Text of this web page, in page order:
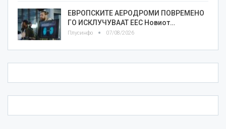
ЕВРОПСКИТЕ АЕРОДРОМИ ПОВРЕМЕНО
ГО ИСКЛУЧУВААТ ЕЕС Новиот…
Плусинфо 07/08/2026